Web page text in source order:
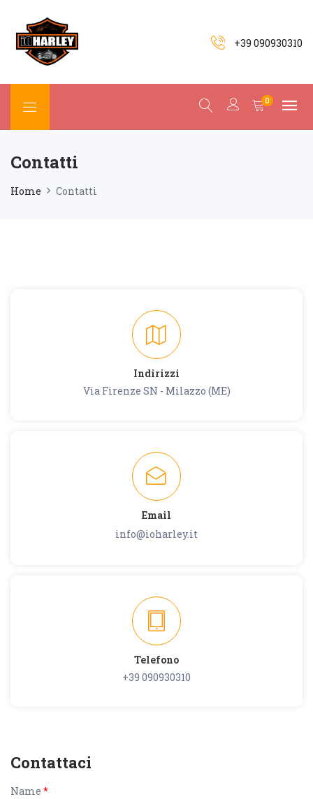
+39 090930310
0
Contatti
Home Contatti
Indirizzi
Via Firenze SN - Milazzo (ME)
Email
info@ioharley.it
Telefono
+39 090930310
Contattaci
Name